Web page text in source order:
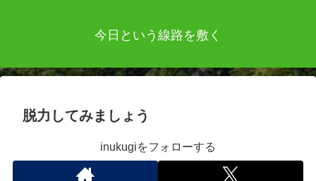
今日という線路を敷く
脱力してみましょう
inukugiをフォローする